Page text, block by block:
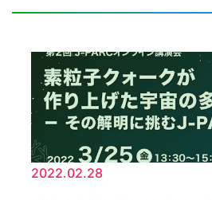
2022.02.28